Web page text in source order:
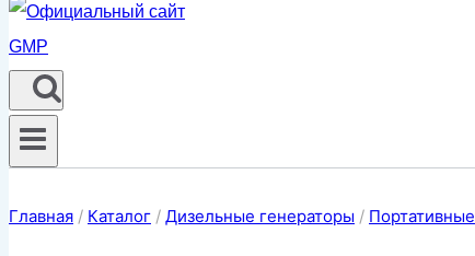
Главная / Каталог / Дизельные генераторы / Портативные